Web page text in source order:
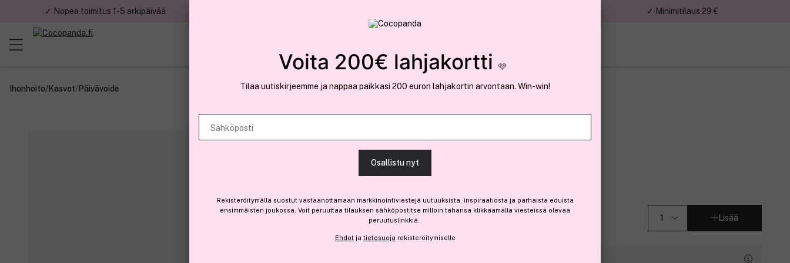
✓ Nopea toimitus 1-5 arkipäivää ✓ Minimitilaus 29 €
Ihonhoito/Kasvot/Päivävoide
Weleda
Skin Food 30ml
10,85 € Lisää
Voita 200€ lahjakortti 🩷
Tilaa uutiskirjeemme ja nappaa paikkasi 200 euron lahjakortin arvontaan. Win-win!
Sähköposti
Osallistu nyt
Rekisteröitymällä suostut vastaanottamaan markkinointiviestejä uutuuksista, inspiraatiosta ja parhaista eduista
ensimmäisten joukossa. Voit peruuttaa tilauksen sähköpostitse milloin tahansa klikkaamalla viesteissä olevaa
peruutuslinkkiä.
Ehdotja tietosuoja rekisteröitymiselle